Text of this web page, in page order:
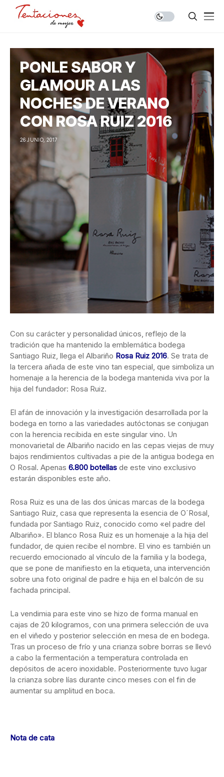
PONLE SABOR Y
GLAMOUR A LAS
NOCHES DE VERANO
CON ROSA RUIZ 2016
26 JUNIO, 2017
Con su carácter y personalidad únicos, reflejo de la
tradición que ha mantenido la emblemática bodega
Santiago Ruiz, llega el Albariño Rosa Ruiz 2016. Se trata de
la tercera añada de este vino tan especial, que simboliza un
homenaje a la herencia de la bodega mantenida viva por la
hija del fundador: Rosa Ruiz.
El afán de innovación y la investigación desarrollada por la
bodega en torno a las variedades autóctonas se conjugan
con la herencia recibida en este singular vino. Un
monovarietal de Albariño nacido en las cepas viejas de muy
bajos rendimientos cultivadas a pie de la antigua bodega en
O Rosal. Apenas 6.800 botellas de este vino exclusivo
estarán disponibles este año.
Rosa Ruiz es una de las dos únicas marcas de la bodega
Santiago Ruiz, casa que representa la esencia de O´Rosal,
fundada por Santiago Ruiz, conocido como «el padre del
Albariño». El blanco Rosa Ruiz es un homenaje a la hija del
fundador, de quien recibe el nombre. El vino es también un
recuerdo emocionado al vínculo de la familia y la bodega,
que se pone de manifiesto en la etiqueta, una intervención
sobre una foto original de padre e hija en el balcón de su
fachada principal.
La vendimia para este vino se hizo de forma manual en
cajas de 20 kilogramos, con una primera selección de uva
en el viñedo y posterior selección en mesa de en bodega.
Tras un proceso de frío y una crianza sobre borras se llevó
a cabo la fermentación a temperatura controlada en
depósitos de acero inoxidable. Posteriormente tuvo lugar
la crianza sobre lías durante cinco meses con el fin de
aumentar su amplitud en boca.
Nota de cata